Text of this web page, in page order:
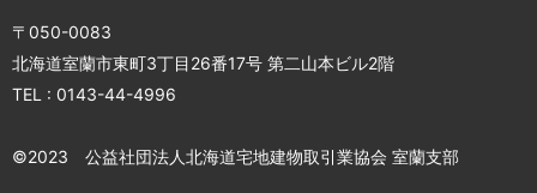
〒050-0083
北海道室蘭市東町3丁目26番17号 第二山本ビル2階
TEL : 0143-44-4996
©︎2023 公益社団法人北海道宅地建物取引業協会 室蘭支部